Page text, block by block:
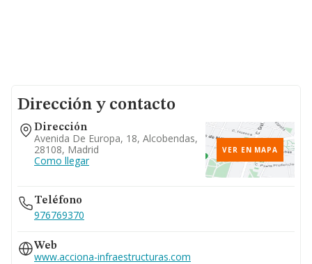
Dirección y contacto
Dirección
Avenida De Europa, 18, Alcobendas,
28108, Madrid
Como llegar
VER EN MAPA
Teléfono
976769370
Web
www.acciona-infraestructuras.com